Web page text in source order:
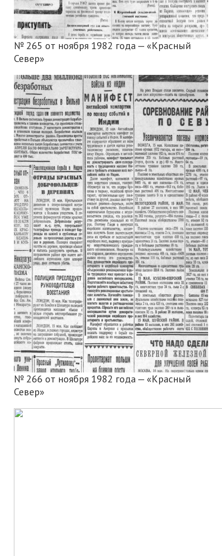
№ 265 от ноября 1982 года — «Красный
Север»
№ 266 от ноября 1982 года — «Красный
Север»